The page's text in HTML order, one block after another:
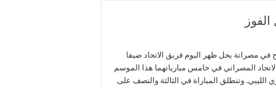
في مصراتة يحل ظهر اليوم فريق الاتحاد ضيفا
المصراتي في خامس مبارياتهما هذا الموسم
الليبي. وتنطلق المباراة في الثالثة والنصف على